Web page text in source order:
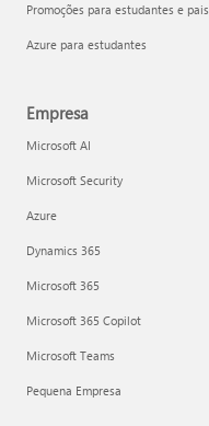
Promoções para estudantes e pais
Azure para estudantes
Empresa
Microsoft AI
Microsoft Security
Azure
Dynamics 365
Microsoft 365
Microsoft 365 Copilot
Microsoft Teams
Pequena Empresa